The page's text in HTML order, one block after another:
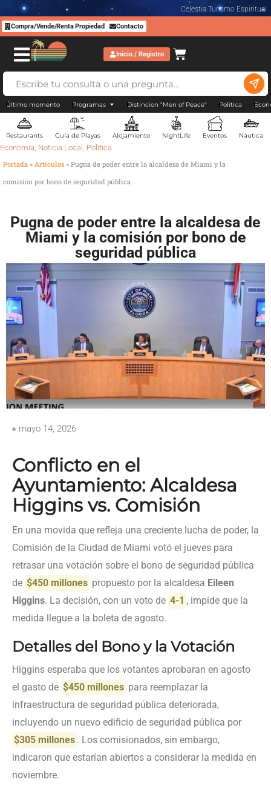
Celestia Turismo Espiritual
Compra/Vende/Renta Propiedad Contacto
Inicio / Registro
Último momento Programas Distincion "Men of Peace" Politica
Restaurants Guía de Playas Alojamiento NightLife Eventos Náutica
Economia, Noticia Local , Politica
Portada » Artículos » Pugna de poder entre la alcaldesa de Miami y la
comisión por bono de seguridad pública
Pugna de poder entre la alcaldesa de
Miami y la comisión por bono de
seguridad pública
mayo 14, 2026
Conflicto en el
Ayuntamiento: Alcaldesa
Higgins vs. Comisión
En una movida que refleja una creciente lucha de poder, la
Comisión de la Ciudad de Miami votó el jueves para
retrasar una votación sobre el bono de seguridad pública
de $450 millones propuesto por la alcaldesa Eileen
Higgins. La decisión, con un voto de 4-1 , impide que la
medida llegue a la boleta de agosto.
Detalles del Bono y la Votación
Higgins esperaba que los votantes aprobaran en agosto
el gasto de $450 millones para reemplazar la
infraestructura de seguridad pública deteriorada,
incluyendo un nuevo edificio de seguridad pública por
$305 millones . Los comisionados, sin embargo,
indicaron que estarían abiertos a considerar la medida en
noviembre.